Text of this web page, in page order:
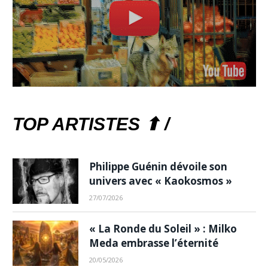
TOP ARTISTES ⬆ /
Philippe Guénin dévoile son
univers avec « Kaokosmos »
27/07/2026
« La Ronde du Soleil » : Milko
Meda embrasse l’éternité
20/05/2026